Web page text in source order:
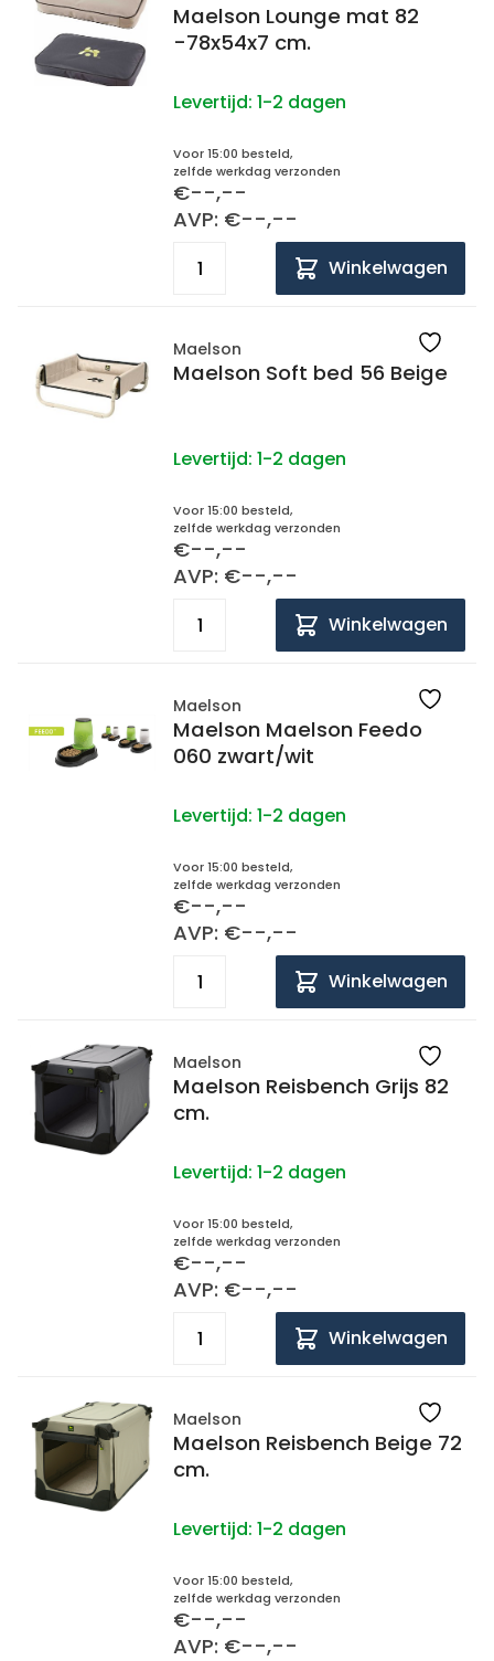
Maelson Lounge mat 82
-78x54x7 cm.
Levertijd: 1-2 dagen
Voor 15:00 besteld,
zelfde werkdag verzonden
€--,--
AVP: €--,--
Winkelwagen
Maelson
Maelson Soft bed 56 Beige
Levertijd: 1-2 dagen
Voor 15:00 besteld,
zelfde werkdag verzonden
€--,--
AVP: €--,--
Winkelwagen
Maelson
Maelson Maelson Feedo
060 zwart/wit
Levertijd: 1-2 dagen
Voor 15:00 besteld,
zelfde werkdag verzonden
€--,--
AVP: €--,--
Winkelwagen
Maelson
Maelson Reisbench Grijs 82
cm.
Levertijd: 1-2 dagen
Voor 15:00 besteld,
zelfde werkdag verzonden
€--,--
AVP: €--,--
Winkelwagen
Maelson
Maelson Reisbench Beige 72
cm.
Levertijd: 1-2 dagen
Voor 15:00 besteld,
zelfde werkdag verzonden
€--,--
AVP: €--,--